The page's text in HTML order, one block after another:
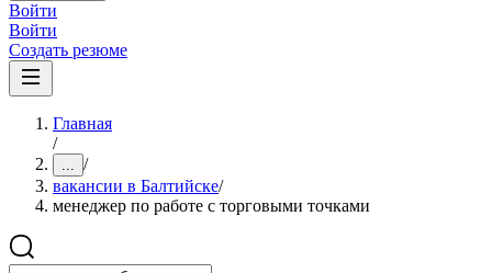
Войти
Войти
Создать резюме
Главная
/
... /
вакансии в Балтийске/
менеджер по работе с торговыми точками